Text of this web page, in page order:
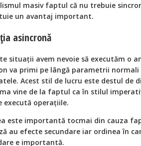
masiv faptul că nu trebuie
un avantaj important.
asincronă
situaţii avem nevoie să executăm o
va primi pe lângă parametrii normali
Acest stil de lucru este destul de
vine de la faptul ca în stilul
execută operaţiile.
este importantă tocmai din cauza
au efecte secundare iar ordinea în
e importantă.